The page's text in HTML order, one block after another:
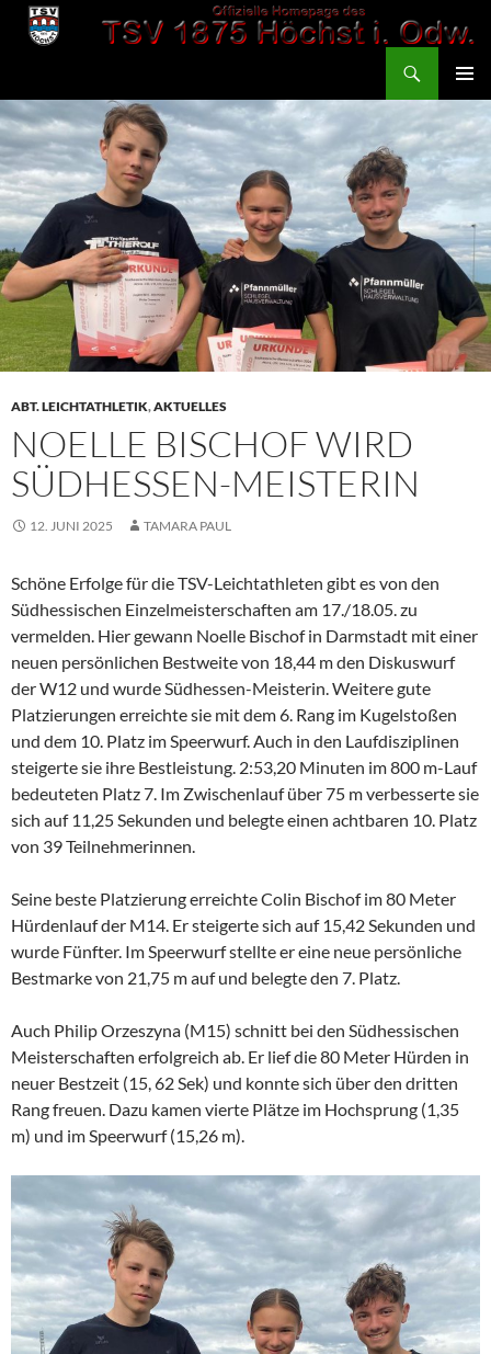
Zum
Inhalt
MENÜ
ABT. LEICHTATHLETIK,AKTUELLES
NOELLE BISCHOF WIRD
SÜDHESSEN-MEISTERIN
12. JUNI 2025 TAMARA PAUL
Schöne Erfolge für die TSV-Leichtathleten gibt es von den
Südhessischen Einzelmeisterschaften am 17./18.05. zu
vermelden. Hier gewann Noelle Bischof in Darmstadt mit einer
neuen persönlichen Bestweite von 18,44 m den Diskuswurf
der W12 und wurde Südhessen-Meisterin. Weitere gute
Platzierungen erreichte sie mit dem 6. Rang im Kugelstoßen
und dem 10. Platz im Speerwurf. Auch in den Laufdisziplinen
steigerte sie ihre Bestleistung. 2:53,20 Minuten im 800 m-Lauf
bedeuteten Platz 7. Im Zwischenlauf über 75 m verbesserte sie
sich auf 11,25 Sekunden und belegte einen achtbaren 10. Platz
von 39 Teilnehmerinnen.
Seine beste Platzierung erreichte Colin Bischof im 80 Meter
Hürdenlauf der M14. Er steigerte sich auf 15,42 Sekunden und
wurde Fünfter. Im Speerwurf stellte er eine neue persönliche
Bestmarke von 21,75 m auf und belegte den 7. Platz.
Auch Philip Orzeszyna (M15) schnitt bei den Südhessischen
Meisterschaften erfolgreich ab. Er lief die 80 Meter Hürden in
neuer Bestzeit (15, 62 Sek) und konnte sich über den dritten
Rang freuen. Dazu kamen vierte Plätze im Hochsprung (1,35
m) und im Speerwurf (15,26 m).